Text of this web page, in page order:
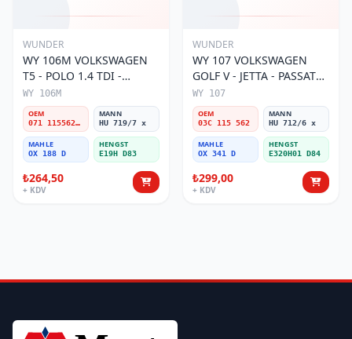
WUNDER
WY 106M VOLKSWAGEN
T5 - POLO 1.4 TDI -
PASSAT- JETTA 071 115562
A Yağ Filtresi
WY 106M
OEM
071 115562 A
MANN
HU 719/7 x
MAHLE
OX 188 D
HENGST
E19H D83
₺264,50
+ KDV
WUNDER
WY 107 VOLKSWAGEN
GOLF V - JETTA - PASSAT
1.6 FSI BENZİNLİ 03C 115
562 Yağ Filtresi
WY 107
OEM
03C 115 562
MANN
HU 712/6 x
MAHLE
OX 341 D
HENGST
E320H01 D84
₺299,00
+ KDV